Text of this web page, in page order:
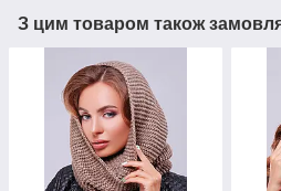
З цим товаром також